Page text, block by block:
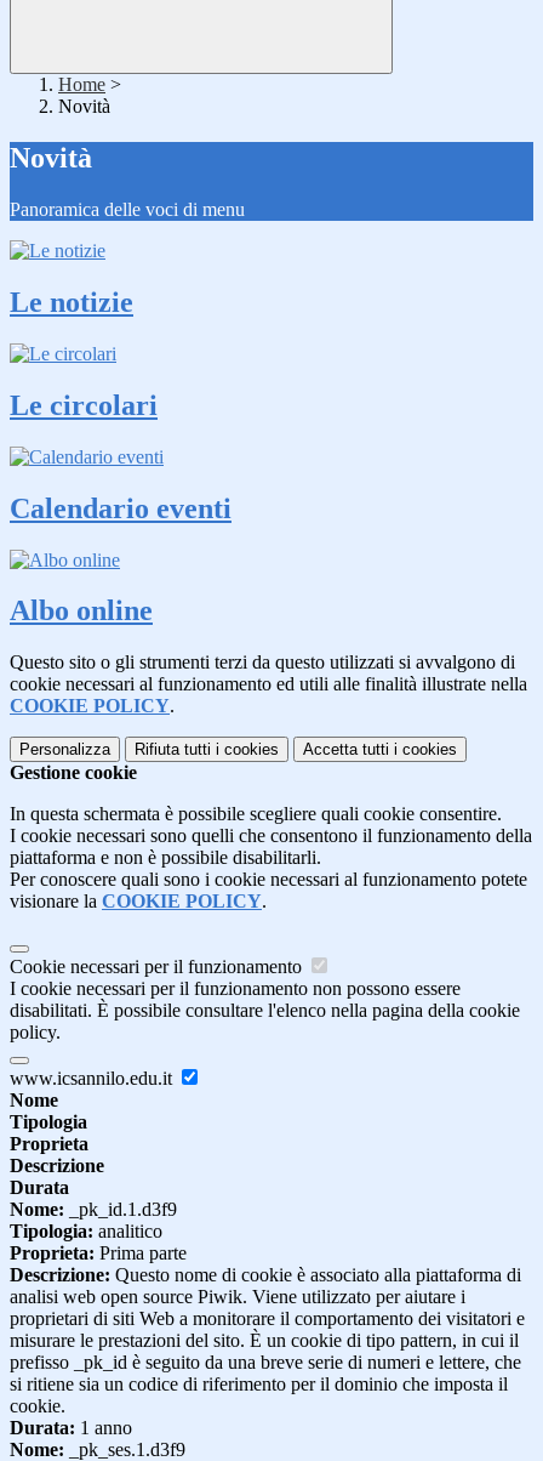
Home >
Novità
Novità
Panoramica delle voci di menu
Le notizie
Le circolari
Calendario eventi
Albo online
Questo sito o gli strumenti terzi da questo utilizzati si avvalgono di
cookie necessari al funzionamento ed utili alle finalità illustrate nella
COOKIE POLICY.
Personalizza Rifiuta tutti i cookies Accetta tutti i cookies
Gestione cookie
In questa schermata è possibile scegliere quali cookie consentire.
I cookie necessari sono quelli che consentono il funzionamento della
piattaforma e non è possibile disabilitarli.
Per conoscere quali sono i cookie necessari al funzionamento potete
visionare la COOKIE POLICY.
Cookie necessari per il funzionamento
I cookie necessari per il funzionamento non possono essere
disabilitati. È possibile consultare l'elenco nella pagina della cookie
policy.
www.icsannilo.edu.it
Nome
Tipologia
Proprieta
Descrizione
Durata
Nome: _pk_id.1.d3f9
Tipologia: analitico
Proprieta: Prima parte
Descrizione: Questo nome di cookie è associato alla piattaforma di
analisi web open source Piwik. Viene utilizzato per aiutare i
proprietari di siti Web a monitorare il comportamento dei visitatori e
misurare le prestazioni del sito. È un cookie di tipo pattern, in cui il
prefisso _pk_id è seguito da una breve serie di numeri e lettere, che
si ritiene sia un codice di riferimento per il dominio che imposta il
cookie.
Durata: 1 anno
Nome: _pk_ses.1.d3f9